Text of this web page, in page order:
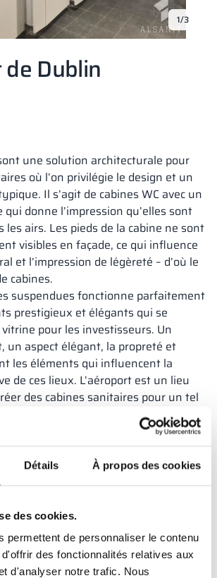
Détails À propos des cookies
des cookies.
permettent de personnaliser le contenu
des fonctionnalités relatives aux
d'analyser notre trafic. Nous
Vela
armoires
Cloisons
Altus
Vestiare en
Offre complète
Attestations,
Carte des
1/3
Dublin
une solution architecturale pour
où l’on privilégie le design et un
Il s’agit de cabines WC avec un
donne l’impression qu’elles sont
les airs. Les pieds de la cabine ne sont
visibles en façade, ce qui influence
et l’impression de légèreté – d’où le
cabines.
suspendues fonctionne parfaitement
prestigieux et élégants qui se
pour les investisseurs. Un
un aspect élégant, la propreté et
les éléments qui influencent la
de ces lieux. L’aéroport est un lieu
des cabines sanitaires pour un tel
un véritable défi. Parmi les
candidats au projet de l’aéroport
de référence.